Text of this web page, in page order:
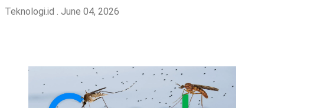
Teknologi.id . June 04, 2026